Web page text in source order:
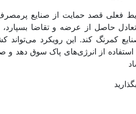
فعلی قصد حمایت از صنایع پرمصرف
حاصل از عرضه و تقاضا بسپارد، یا
کمرنگ کند. این رویکرد می‌‌‌تواند
از انرژی‌‌‌های پاک سوق دهد و